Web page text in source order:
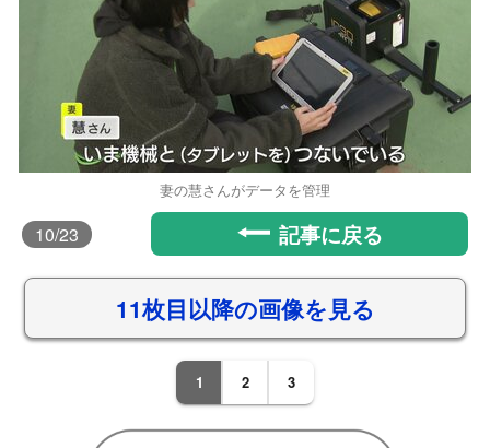
妻の慧さんがデータを管理
10/23 記事に戻る
11枚目以降の画像を見る
1 2 3